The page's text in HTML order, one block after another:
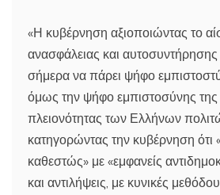
«Η κυβέρνηση αξιοποιώντας το
ανασφάλειας και αυτοσυντήρησης
σήμερα να πάρει ψήφο
όμως την ψήφο εμπιστοσύνης της
πλειονότητας των Ελλήνων
κατηγορώντας την κυβέρνηση ότι
καθεστώς» με «εμφανείς
και αντιλήψεις, με κυνικές